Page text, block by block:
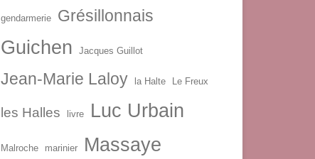
gendarmerie Grésillonnais
Guichen Jacques Guillot
Jean-Marie Laloy la Halte Le Freux
les Halles livre Luc Urbain
Malroche marinier Massaye